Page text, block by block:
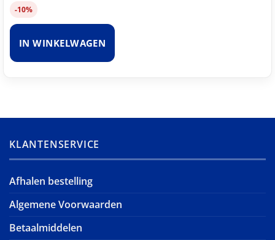
-10%
IN WINKELWAGEN
KLANTENSERVICE
Afhalen bestelling
Algemene Voorwaarden
Betaalmiddelen